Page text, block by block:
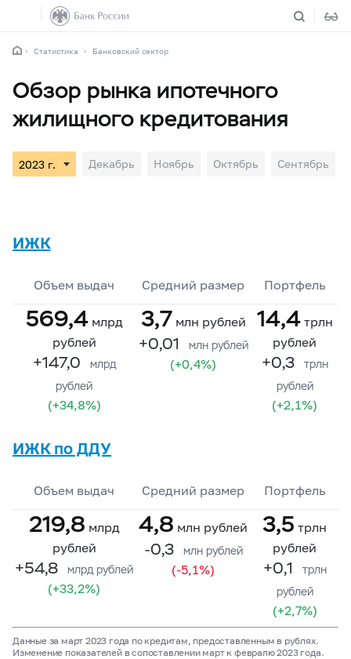
Статистика Банковский сектор
Обзор рынка ипотечного
жилищного кредитования
Декабрь Ноябрь Октябрь Сентябрь
ИЖК
Объем выдач Средний размер Портфель
569,4млрд
рублей
+147,0
млрд
рублей
(+34,8%)
3,7 млн рублей
+0,01 млн рублей
(+0,4%)
14,4трлн
рублей
+0,3
трлн
рублей
(+2,1%)
ИЖК по ДДУ
Объем выдач Средний размер Портфель
219,8 млрд
рублей
+54,8 млрд рублей
(+33,2%)
4,8 млн рублей
-0,3 млн рублей
(-5,1%)
3,5 трлн
рублей
+0,1
трлн
рублей
(+2,7%)
Данные за март 2023 года по кредитам, предоставленным в рублях.
Изменение показателей в сопоставлении март к февралю 2023 года.